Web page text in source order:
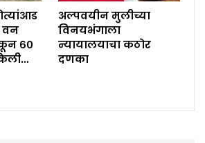
वन
६०
अल्पवयीन मुलीच्या
विनयभंगाला
न्यायालयाचा कठोर
दणका